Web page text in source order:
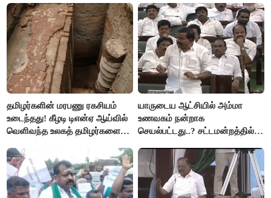
தமிழர்களின் மரபணு ரகசியம்
உடைந்தது! கீழடி டிஎன்ஏ ஆய்வில்
வெளிவந்த உலகத் தமிழர்களை
யாருடைய ஆட்சியில் அம்மா
உணவகம் நன்றாக
செயல்பட்டது..? சட்டமன்றத்தில்